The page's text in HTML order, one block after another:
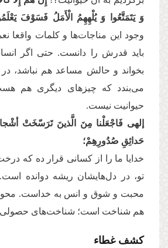
وَ یَتَمَتَّعُوا وَ یُلْهِهِمُ الْأَمَلُ فَسَوْفَ
وجود این مناجات‌ها و كلمات واقعا
باید قدرش را دانست. حتی اگر
بخواند و حالش مساعد هم نباشد،
می‌بندد كه چیزهای دیگری هم
حیوانیت نیست.
إلهی فَاجْعَلْنا مِنَ الَّذینَ تَرَسّخَتْ
حَدائِقِ صُدُورِهِمْ؛
خدایا ما را از كسانی قرار ده كه
تو، در دل‌هایشان ریشه دوانده
محبت و شوق و انس به خداست.
هم شناخت ‌است؛ شناخت‌های حصولی
كشف غطاء